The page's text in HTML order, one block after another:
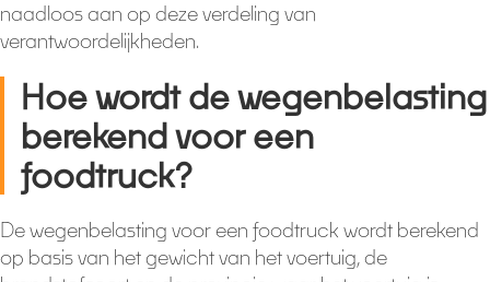
naadloos aan op deze verdeling van
verantwoordelijkheden.
Hoe wordt de wegenbelasting
berekend voor een
foodtruck?
De wegenbelasting voor een foodtruck wordt berekend
op basis van het gewicht van het voertuig, de